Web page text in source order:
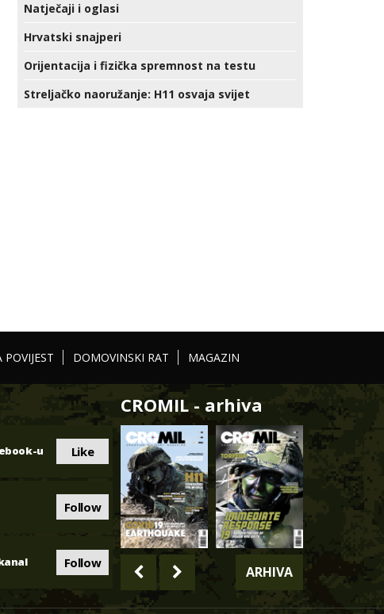
Natječaji i oglasi
Hrvatski snajperi
Orijentacija i fizička spremnost na testu
Streljačko naoružanje: H11 osvaja svijet
POVIJEST DOMOVINSKI RAT MAGAZIN
u Like
Follow
Follow
CROMIL - arhiva
ARHIVA